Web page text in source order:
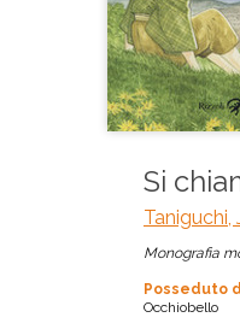
Si
Taniguchi,
Monografia
Posseduto
Occhiobello